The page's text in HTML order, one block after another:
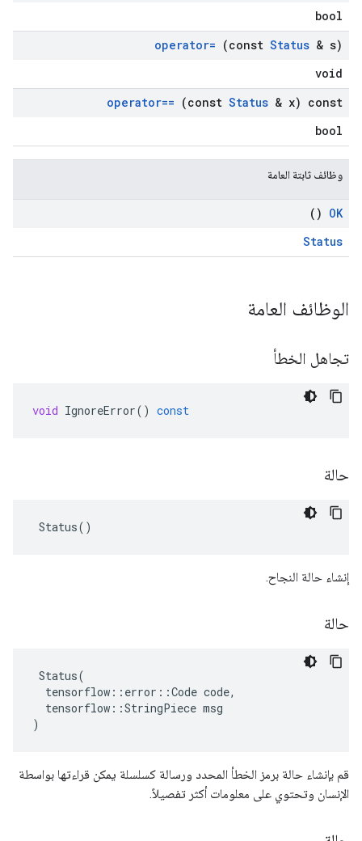
bool
operator= (const Status & s)
void
operator== (const Status & x) const
bool
وظائف ثابتة العامة
OK
()
Status
الوظائف العامة
تجاهل الخطأ
void IgnoreError() const
حالة
Status()
إنشاء حالة النجاح.
حالة
Status(
  tensorflow::error::Code code,
  tensorflow::StringPiece msg
)
قم بإنشاء حالة برمز الخطأ المحدد ورسالة كسلسلة يمكن قراءتها بواسطة
الإنسان وتحتوي على معلومات أكثر تفصيلاً.